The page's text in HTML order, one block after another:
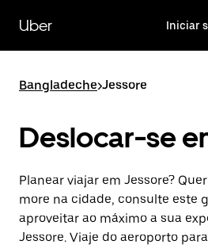
para
conteúdo
Uber Iniciar
Bangladeche>Jessore
Deslocar-se
Planear viajar em Jessore?
more na cidade, consulte este
aproveitar ao máximo a sua
Jessore. Viaje do aeroporto